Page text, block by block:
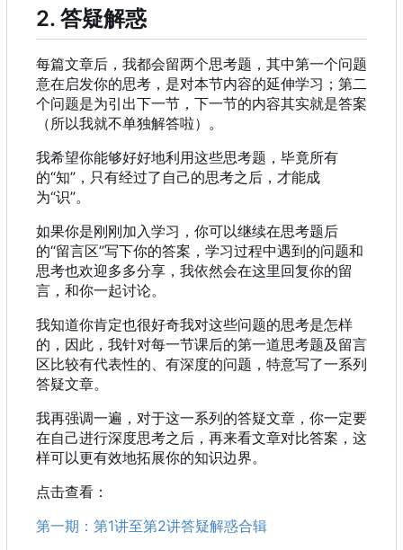
2. 答疑解惑
每篇文章后，我都会留两个思考题，其中第一个问题
意在启发你的思考，是对本节内容的延伸学习；第二
个问题是为引出下一节，下一节的内容其实就是答案
（所以我就不单独解答啦）。
我希望你能够好好地利用这些思考题，毕竟所有
的“知”，只有经过了自己的思考之后，才能成
为“识”。
如果你是刚刚加入学习，你可以继续在思考题后
的“留言区”写下你的答案，学习过程中遇到的问题和
思考也欢迎多多分享，我依然会在这里回复你的留
言，和你一起讨论。
我知道你肯定也很好奇我对这些问题的思考是怎样
的，因此，我针对每一节课后的第一道思考题及留言
区比较有代表性的、有深度的问题，特意写了一系列
答疑文章。
我再强调一遍，对于这一系列的答疑文章，你一定要
在自己进行深度思考之后，再来看文章对比答案，这
样可以更有效地拓展你的知识边界。
点击查看：
第一期 ： 第1讲至第2讲答疑解惑合辑